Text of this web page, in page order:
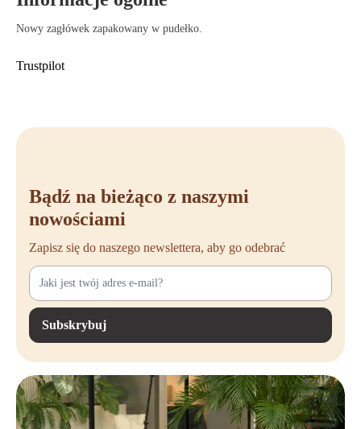
Materiały premium, które idealnie pasują do designu Aeron
Trwały, wygodny i zaprojektowany do długotrwałego użytkowania.
Miller Aeron Remastered
Remastered? Z zagłówkiem Atlas inwestujesz w dodatkową ergonomię,
luksus i wsparcie. Zamów swój zagłówek Atlas łatwo w Offeco i poczuj
różnicę. Ciesz się szybką dostawą, doskonałą obsługą klienta i 90
się z naszą ofertą online, aby uzyskać więcej informacji i zamówić.
Nowy zagłówek zapakowany w pudełko.
Trustpilot
Bądź na bieżąco z naszymi
nowościami
Zapisz się do naszego newslettera, aby go odebrać
Subskrybuj